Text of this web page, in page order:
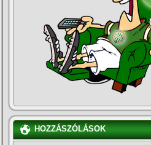
HOZZÁSZÓLÁSOK